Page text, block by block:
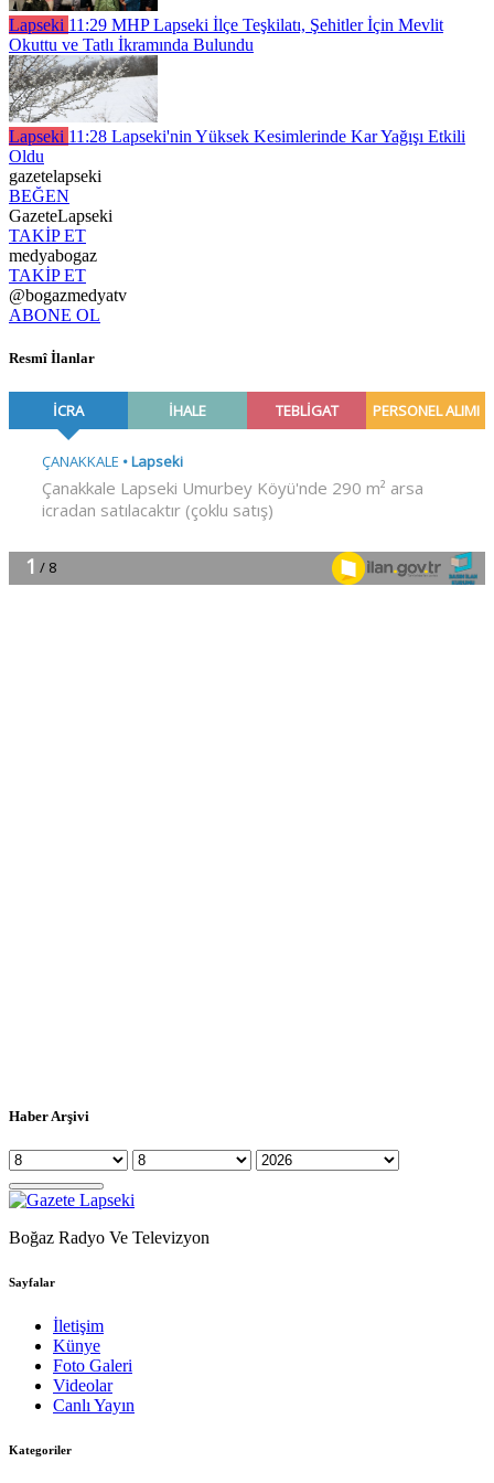
Lapseki 11:29 MHP Lapseki İlçe Teşkilatı, Şehitler İçin Mevlit
Okuttu ve Tatlı İkramında Bulundu
Lapseki 11:28 Lapseki'nin Yüksek Kesimlerinde Kar Yağışı Etkili
Oldu
gazetelapseki
BEĞEN
GazeteLapseki
TAKİP ET
medyabogaz
TAKİP ET
@bogazmedyatv
ABONE OL
Resmî İlanlar
Haber Arşivi
Boğaz Radyo Ve Televizyon
Sayfalar
İletişim
Künye
Foto Galeri
Videolar
Canlı Yayın
Kategoriler